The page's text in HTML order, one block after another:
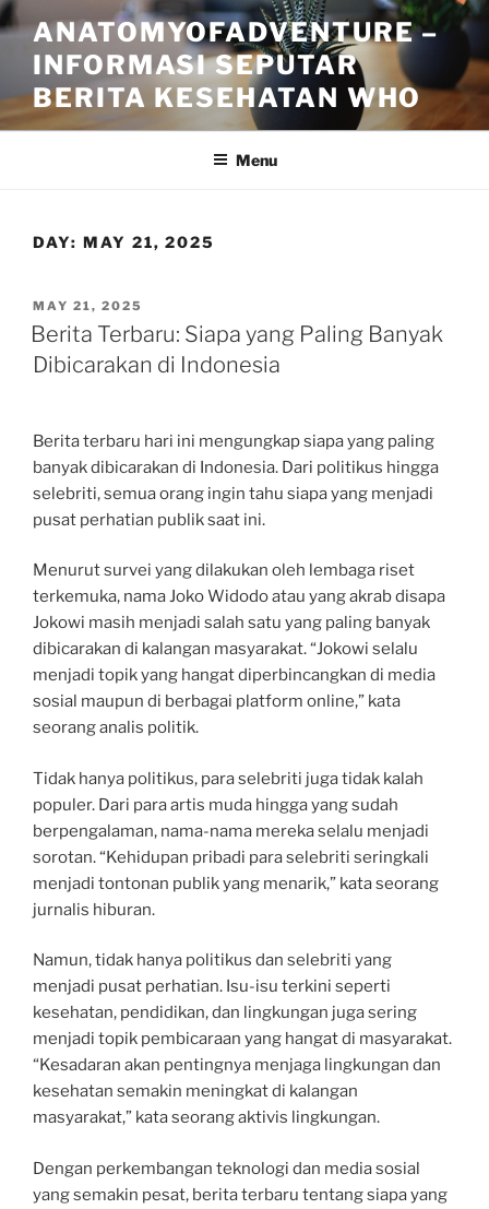
Skip
to
content
ANATOMYOFADVENTURE –
INFORMASI SEPUTAR
BERITA KESEHATAN WHO
Menu
DAY: MAY 21, 2025
POSTED
ON
MAY 21, 2025
Berita Terbaru: Siapa yang Paling Banyak
Dibicarakan di Indonesia
Berita terbaru hari ini mengungkap siapa yang paling
banyak dibicarakan di Indonesia. Dari politikus hingga
selebriti, semua orang ingin tahu siapa yang menjadi
pusat perhatian publik saat ini.
Menurut survei yang dilakukan oleh lembaga riset
terkemuka, nama Joko Widodo atau yang akrab disapa
Jokowi masih menjadi salah satu yang paling banyak
dibicarakan di kalangan masyarakat. “Jokowi selalu
menjadi topik yang hangat diperbincangkan di media
sosial maupun di berbagai platform online,” kata
seorang analis politik.
Tidak hanya politikus, para selebriti juga tidak kalah
populer. Dari para artis muda hingga yang sudah
berpengalaman, nama-nama mereka selalu menjadi
sorotan. “Kehidupan pribadi para selebriti seringkali
menjadi tontonan publik yang menarik,” kata seorang
jurnalis hiburan.
Namun, tidak hanya politikus dan selebriti yang
menjadi pusat perhatian. Isu-isu terkini seperti
kesehatan, pendidikan, dan lingkungan juga sering
menjadi topik pembicaraan yang hangat di masyarakat.
“Kesadaran akan pentingnya menjaga lingkungan dan
kesehatan semakin meningkat di kalangan
masyarakat,” kata seorang aktivis lingkungan.
Dengan perkembangan teknologi dan media sosial
yang semakin pesat, berita terbaru tentang siapa yang